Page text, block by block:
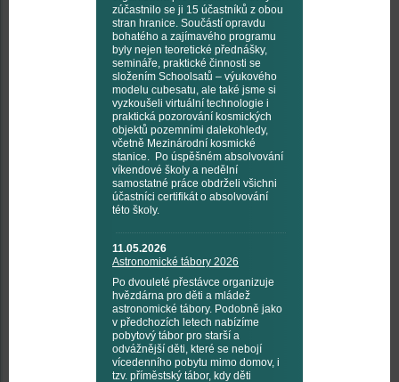
zúčastnilo se ji 15 účastníků z obou
stran hranice. Součástí opravdu
bohatého a zajímavého programu
byly nejen teoretické přednášky,
semináře, praktické činnosti se
složením Schoolsatů – výukového
modelu cubesatu, ale také jsme si
vyzkoušeli virtuální technologie i
praktická pozorování kosmických
objektů pozemními dalekohledy,
včetně Mezinárodní kosmické
stanice. Po úspěšném absolvování
víkendové školy a nedělní
samostatné práce obdrželi všichni
účastníci certifikát o absolvování
této školy.
11.05.2026
Astronomické tábory 2026
Po dvouleté přestávce organizuje
hvězdárna pro děti a mládež
astronomické tábory. Podobně jako
v předchozích letech nabízíme
pobytový tábor pro starší a
odvážnější děti, které se nebojí
vícedenního pobytu mimo domov, i
tzv. příměstský tábor, kdy děti